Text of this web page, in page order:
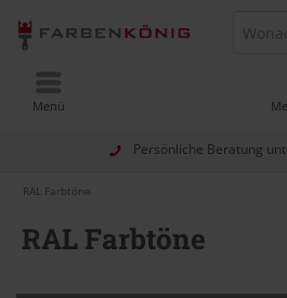
Persönliche Beratung
Menü
RAL Farbtöne
RAL Farbtöne